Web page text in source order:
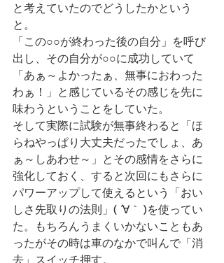
と考えていたのでどうしたかという
と。
「この○○が終わった後の自分」を呼び
出し、その自分が○○に成功していて
「あぁ～よかったぁ、無事におわった
わぁ！」と感じているその感じを先に
味わうということをしていた。
そして実際に試験が無事終わると「ほ
らねやっぱり大丈夫だったでしょ、あ
ぁ～しあわせ～」とその感情をさらに
強化しておく、すると次回にもさらに
パワーアップして使えるという「おい
しさ先取りの法則」( ´∀｀ )を使ってい
た。もちろんうまくいかないこともあ
ったがその時は車のなかで叫んで「消
去」スイッチ押す。